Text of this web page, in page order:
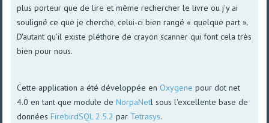
plus porteur que de lire et même rechercher le livre ou j'y ai
souligné ce que je cherche, celui-ci bien rangé « quelque part ».
D'autant qu'il existe pléthore de crayon scanner qui font cela très
bien pour nous.
Cette application a été développée en Oxygene pour dot net
4.0 en tant que module deNorpaNetl sous l'excellente base de
donnéesFirebirdSQL 2.5.2 par Tetrasys.